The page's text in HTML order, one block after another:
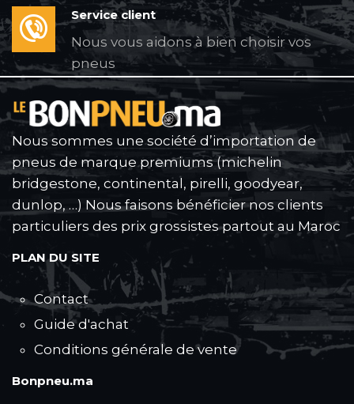
Service client
Nous vous aidons à bien choisir vos
pneus
Nous sommes une société d’importation de
pneus de marque premiums (michelin
bridgestone, continental, pirelli, goodyear,
dunlop, …) Nous faisons bénéficier nos clients
particuliers des prix grossistes partout au Maroc
PLAN DU SITE
Contact
Guide d'achat
Conditions générale de vente
Bonpneu.ma